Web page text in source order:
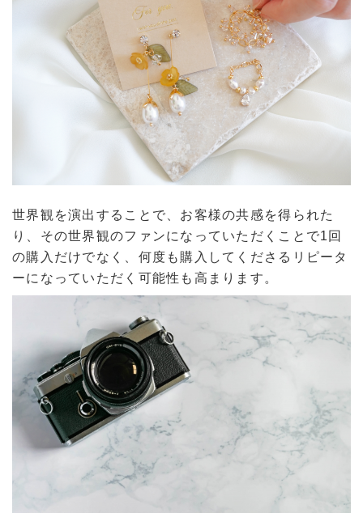
世界観を演出することで、お客様の共感を得られた
り、その世界観のファンになっていただくことで1回
の購入だけでなく、何度も購入してくださるリピータ
ーになっていただく可能性も高まります。